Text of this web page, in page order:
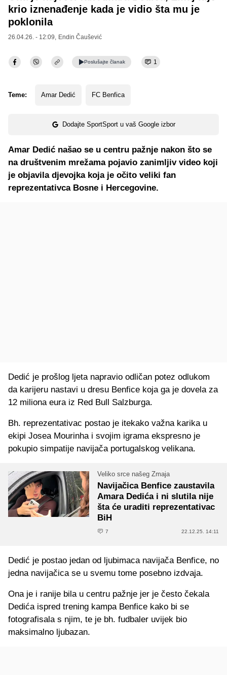
krio iznenađenje kada je vidio šta mu je
poklonila
26.04.26. - 12:09, Endin Čaušević
Poslušajte članak 1
Teme: Amar Dedić FC Benfica
Dodajte SportSport u vaš Google izbor
Amar Dedić našao se u centru pažnje nakon što se
na društvenim mrežama pojavio zanimljiv video koji
je objavila djevojka koja je očito veliki fan
reprezentativca Bosne i Hercegovine.
Dedić je prošlog ljeta napravio odličan potez odlukom
da karijeru nastavi u dresu Benfice koja ga je dovela za
12 miliona eura iz Red Bull Salzburga.
Bh. reprezentativac postao je itekako važna karika u
ekipi Josea Mourinha i svojim igrama ekspresno je
pokupio simpatije navijača portugalskog velikana.
Veliko srce našeg Zmaja
Navijačica Benfice zaustavila
Amara Dedića i ni slutila nije
šta će uraditi reprezentativac
BiH
7 22.12.25. 14:11
Dedić je postao jedan od ljubimaca navijača Benfice, no
jedna navijačica se u svemu tome posebno izdvaja.
Ona je i ranije bila u centru pažnje jer je često čekala
Dedića ispred trening kampa Benfice kako bi se
fotografisala s njim, te je bh. fudbaler uvijek bio
maksimalno ljubazan.